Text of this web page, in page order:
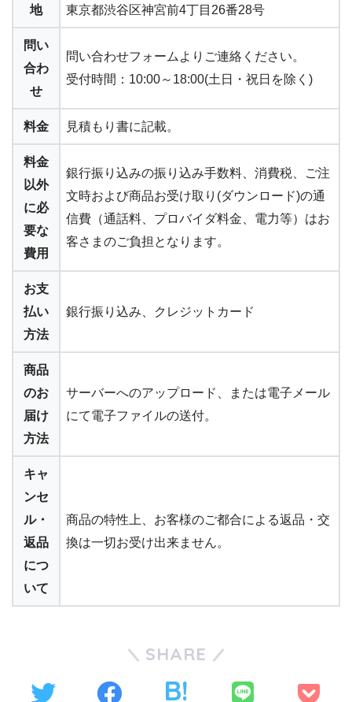
地
東京都渋谷区神宮前4丁目26番28号
問い
合わ
せ
問い合わせフォームよりご連絡ください。
受付時間：10:00～18:00(土日・祝日を除く)
料金 見積もり書に記載。
料金
以外
に必
要な
費用
銀行振り込みの振り込み手数料、消費税、ご注
文時および商品お受け取り(ダウンロード)の通
信費（通話料、プロバイダ料金、電力等）はお
客さまのご負担となります。
お支
払い
方法
銀行振り込み、クレジットカード
商品
のお
届け
方法
サーバーへのアップロード、または電子メール
にて電子ファイルの送付。
キャ
ンセ
ル・
返品
につ
いて
商品の特性上、お客様のご都合による返品・交
換は一切お受け出来ません。
SHARE